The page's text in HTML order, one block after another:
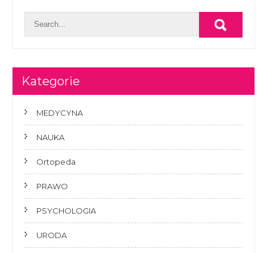
Kategorie
MEDYCYNA
NAUKA
Ortopeda
PRAWO
PSYCHOLOGIA
URODA